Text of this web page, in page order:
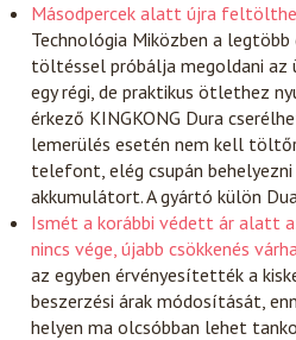
Másodpercek alatt újra
Technológia Miközben a legtöbb
töltéssel próbálja megoldani az
egy régi, de praktikus ötlethez
érkező KINGKONG Dura
lemerülés esetén nem kell
telefont, elég csupán
akkumulátort. A gyártó külön
Ismét a korábbi védett ár alatt
nincs vége, újabb csökkenés
az egyben érvényesítették a
beszerzési árak módosítását,
helyen ma olcsóbban lehet